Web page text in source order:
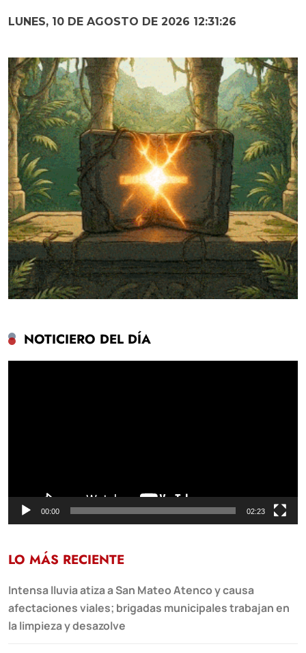
LUNES, 10 DE AGOSTO DE 2026 12:31:28
NOTICIERO DEL DÍA
00:00 02:23
LO MÁS RECIENTE
Intensa lluvia atiza a San Mateo Atenco y causa
afectaciones viales; brigadas municipales trabajan en
la limpieza y desazolve